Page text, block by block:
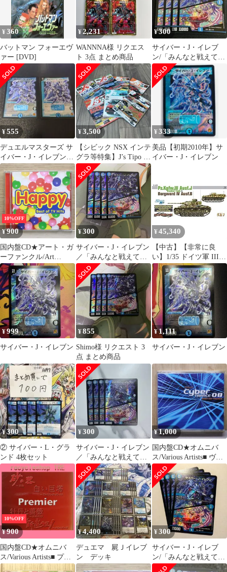
Vol.3 (OVA編)」
¥360
バットマン フォーエヴ
ァー [DVD]
¥2,231
WANNNA様 リクエス
ト 3点 まとめ商品
¥300
サイバー・J・イレブ
ン/「みんなと戦えてよ
かった♥」 4枚
¥555
デュエルマスターズ サ
イバー・J・イレブン 2
枚セット
¥3,500
【シビック NSX インテ
グラ等特集】J’s Tipo 7
冊限界値下げです
¥333
美品【初期2010年】サ
イバー・J・イレブン
10%OFF
¥900
国内盤CD★アート・ガ
ーファンクル/Art
Garfunkel■ ハッピー
【TOCP67020/49880068
04067】L03483
¥300
サイバー・J・イレブン
／「みんなと戦えてよ
かった♥」 4枚
DM25EX1
¥ 45,340
【中古】【非常に良
い】1/35 ドイツ軍 III号
戦車J型 誘導指揮
車/B.IV爆薬運搬車セッ
ト サイバーホビー プラ
モデル
¥999
サイバー・J・イレブン
¥855
Shimo様 リクエスト 3
点 まとめ商品
¥1,111
サイバー・J・イレブン
¥300
② サイバー・L・グラ
ンド 4枚セット
¥300
サイバー・J・イレブン
／「みんなと戦えてよ
かった♥」 4枚
DM25EX1
¥1,000
国内盤CD★オムニバ
ス/Various Artists■ ヴェ
ルファーレ サイバート
ランス08-ベスト・ヒッ
ト・トランス-(CCCD)
【AVCD17294/49880641
72948】O72473
10%OFF
¥900
国内盤CD★オムニバ
ス/Various Artists■ プレ
ミア
¥4,400
デュエマ 屍Ｊイレブ
ン デッキ
¥300
サイバー・J・イレブ
ン/「みんなと戦えてよ
かった♥」 4枚